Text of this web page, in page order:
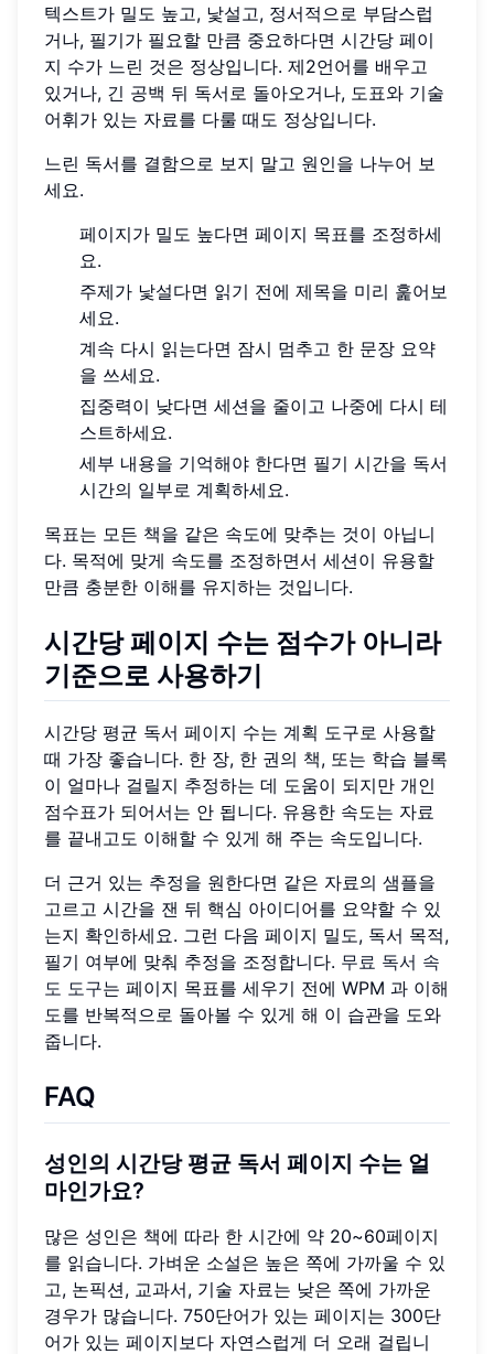
텍스트가 밀도 높고, 낯설고, 정서적으로 부담스럽
거나, 필기가 필요할 만큼 중요하다면 시간당 페이
지 수가 느린 것은 정상입니다. 제2언어를 배우고
있거나, 긴 공백 뒤 독서로 돌아오거나, 도표와 기술
어휘가 있는 자료를 다룰 때도 정상입니다.
느린 독서를 결함으로 보지 말고 원인을 나누어 보
세요.
페이지가 밀도 높다면 페이지 목표를 조정하세
요.
주제가 낯설다면 읽기 전에 제목을 미리 훑어보
세요.
계속 다시 읽는다면 잠시 멈추고 한 문장 요약
을 쓰세요.
집중력이 낮다면 세션을 줄이고 나중에 다시 테
스트하세요.
세부 내용을 기억해야 한다면 필기 시간을 독서
시간의 일부로 계획하세요.
목표는 모든 책을 같은 속도에 맞추는 것이 아닙니
다. 목적에 맞게 속도를 조정하면서 세션이 유용할
만큼 충분한 이해를 유지하는 것입니다.
시간당 페이지 수는 점수가 아니라
기준으로 사용하기
시간당 평균 독서 페이지 수는 계획 도구로 사용할
때 가장 좋습니다. 한 장, 한 권의 책, 또는 학습 블록
이 얼마나 걸릴지 추정하는 데 도움이 되지만 개인
점수표가 되어서는 안 됩니다. 유용한 속도는 자료
를 끝내고도 이해할 수 있게 해 주는 속도입니다.
더 근거 있는 추정을 원한다면 같은 자료의 샘플을
고르고 시간을 잰 뒤 핵심 아이디어를 요약할 수 있
는지 확인하세요. 그런 다음 페이지 밀도, 독서 목적,
필기 여부에 맞춰 추정을 조정합니다. 무료 독서 속
도 도구는 페이지 목표를 세우기 전에 WPM 과 이해
도를 반복적으로 돌아볼 수 있게 해 이 습관을 도와
줍니다.
FAQ
성인의 시간당 평균 독서 페이지 수는 얼
마인가요?
많은 성인은 책에 따라 한 시간에 약 20~60페이지
를 읽습니다. 가벼운 소설은 높은 쪽에 가까울 수 있
고, 논픽션, 교과서, 기술 자료는 낮은 쪽에 가까운
경우가 많습니다. 750단어가 있는 페이지는 300단
어가 있는 페이지보다 자연스럽게 더 오래 걸립니